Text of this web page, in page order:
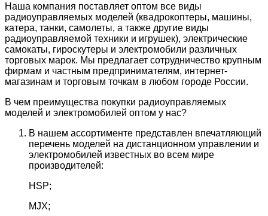
Наша компания поставляет оптом все виды
радиоуправляемых моделей (квадрокоптеры, машины,
катера, танки, самолеты, а также другие виды
радиоуправляемой техники и игрушек), электрические
самокаты, гироскутеры и электромобили различных
торговых марок. Мы предлагает сотрудничество крупным
фирмам и частным предпринимателям, интернет-
магазинам и торговым точкам в любом городе России.
В чем преимущества покупки радиоуправляемых
моделей и электромобилей оптом у нас?
В нашем ассортименте представлен впечатляющий
перечень моделей на дистанционном управлении и
электромобилей известных во всем мире
производителей:
HSP;
MJX;